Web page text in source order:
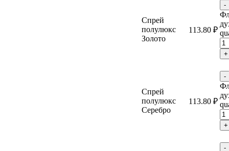
Спрей
полулюкс
Золото
113.80 ₽
-
+
Спрей
полулюкс
Серебро
113.80 ₽
-
+
-